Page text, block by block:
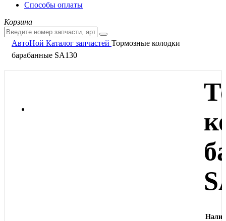
Способы оплаты
Корзина
АвтоНой Каталог запчастей Тормозные колодки
барабанные SA130